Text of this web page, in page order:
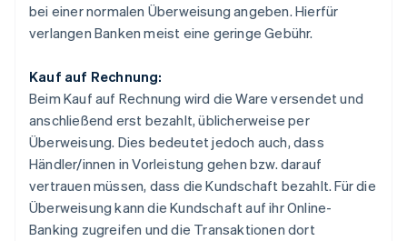
bei einer normalen Überweisung angeben. Hierfür
verlangen Banken meist eine geringe Gebühr.
Kauf auf Rechnung:
Beim Kauf auf Rechnung wird die Ware versendet und
anschließend erst bezahlt, üblicherweise per
Überweisung. Dies bedeutet jedoch auch, dass
Händler/innen in Vorleistung gehen bzw. darauf
vertrauen müssen, dass die Kundschaft bezahlt. Für die
Überweisung kann die Kundschaft auf ihr Online-
Banking zugreifen und die Transaktionen dort